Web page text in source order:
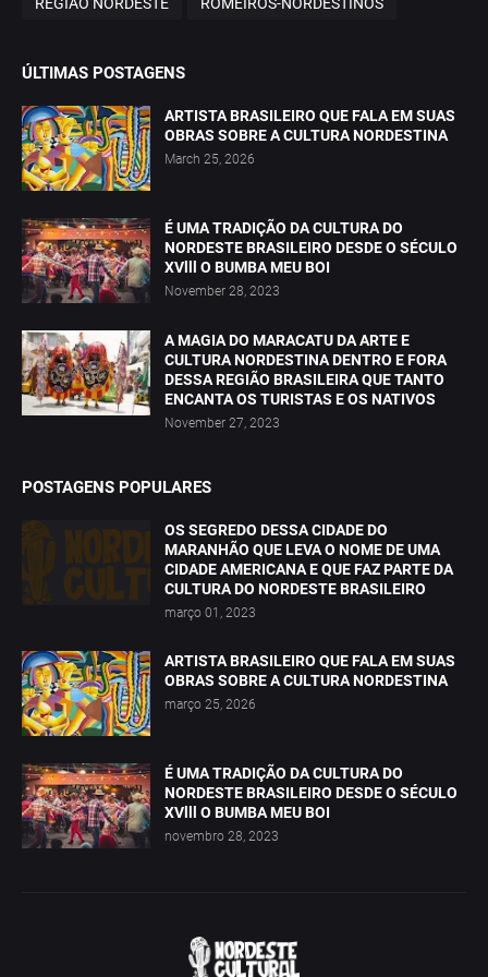
REGIÃO NORDESTE ROMEIROS-NORDESTINOS
ÚLTIMAS POSTAGENS
ARTISTA BRASILEIRO QUE FALA EM SUAS
OBRAS SOBRE A CULTURA NORDESTINA
March 25, 2026
É UMA TRADIÇÃO DA CULTURA DO
NORDESTE BRASILEIRO DESDE O SÉCULO
XVlll O BUMBA MEU BOI
November 28, 2023
A MAGIA DO MARACATU DA ARTE E
CULTURA NORDESTINA DENTRO E FORA
DESSA REGIÃO BRASILEIRA QUE TANTO
ENCANTA OS TURISTAS E OS NATIVOS
November 27, 2023
POSTAGENS POPULARES
OS SEGREDO DESSA CIDADE DO
MARANHÃO QUE LEVA O NOME DE UMA
CIDADE AMERICANA E QUE FAZ PARTE DA
CULTURA DO NORDESTE BRASILEIRO
março 01, 2023
ARTISTA BRASILEIRO QUE FALA EM SUAS
OBRAS SOBRE A CULTURA NORDESTINA
março 25, 2026
É UMA TRADIÇÃO DA CULTURA DO
NORDESTE BRASILEIRO DESDE O SÉCULO
XVlll O BUMBA MEU BOI
novembro 28, 2023